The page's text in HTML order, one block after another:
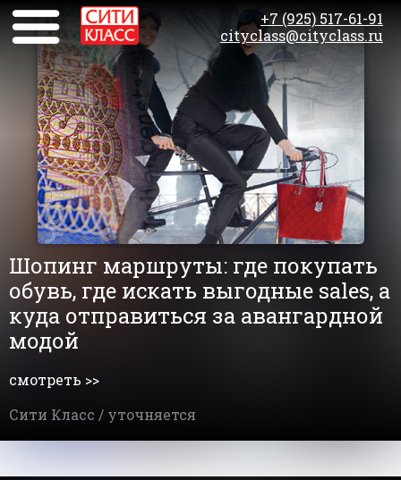
+7 (925) 517-61-91
cityclass@cityclass.ru
Шопинг маршруты: где покупать
обувь, где искать выгодные sales, а
куда отправиться за авангардной
модой
смотреть >>
Сити Класс / уточняется